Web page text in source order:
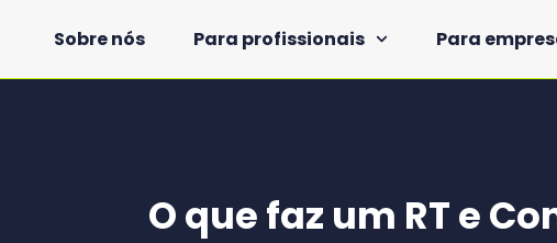
Sobre nós Para profissionais Para
O que faz um RT e